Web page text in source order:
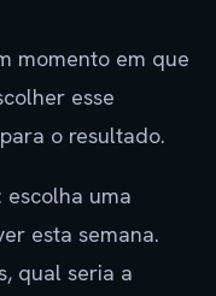
momento em que
esse
o resultado.
escolha uma
esta semana.
qual seria a